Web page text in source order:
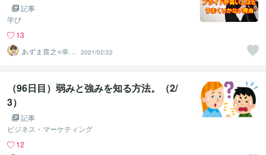
記事
学び
13
あずま貴之⭐幸せ
自分軸の生き方
育成コーチ
2021/02/22
（96日目）弱みと強みを知る方法。（2/
3）
記事
ビジネス・マーケティング
12